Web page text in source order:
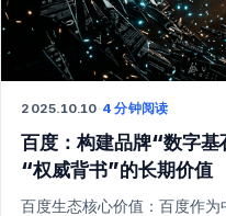
2025.10.10·4 分钟阅读
百度：构建品牌“数字
“权威背书”的长期价值
百度生态核心价值：百度作